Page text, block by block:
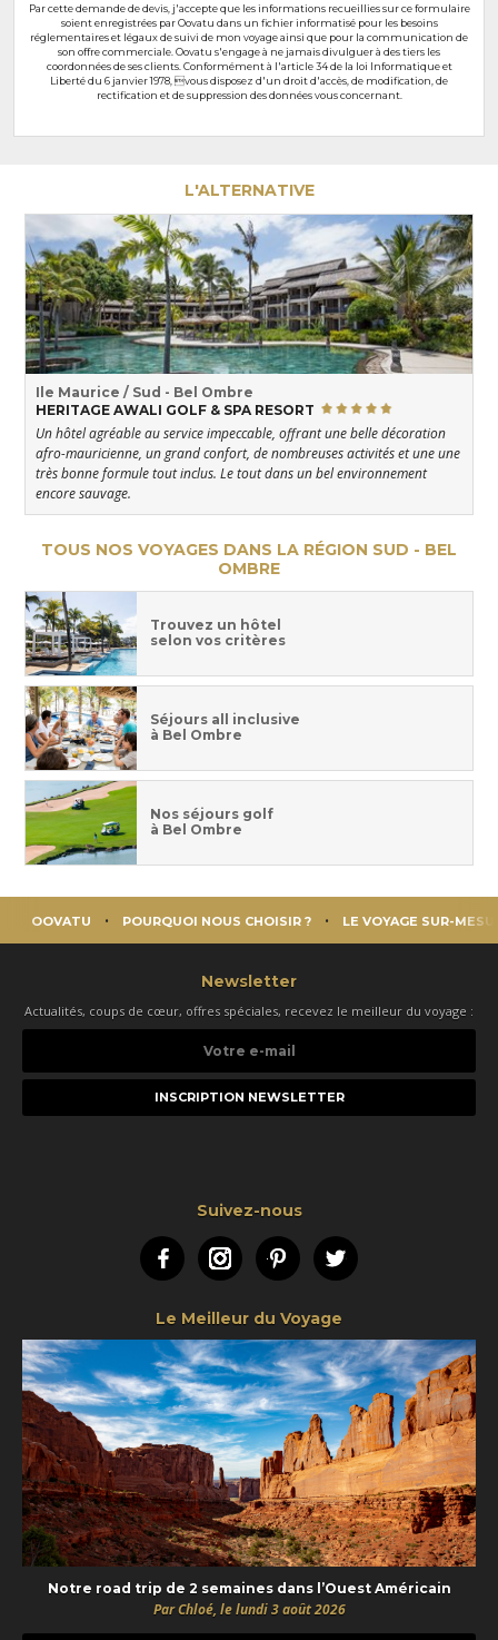
Par cette demande de devis, j'accepte que les informations recueillies sur ce formulaire
soient enregistrées par Oovatu dans un fichier informatisé pour les besoins
réglementaires et légaux de suivi de mon voyage ainsi que pour la communication de
son offre commerciale. Oovatu s'engage à ne jamais divulguer à des tiers les
coordonnées de ses clients. Conformément à l'article 34 de la loi Informatique et
Liberté du 6 janvier 1978, vous disposez d'un droit d'accès, de modification, de
rectification et de suppression des données vous concernant.
L'ALTERNATIVE
Ile Maurice / Sud - Bel Ombre
HERITAGE AWALI GOLF & SPA RESORT
Un hôtel agréable au service impeccable, offrant une belle décoration
afro-mauricienne, un grand confort, de nombreuses activités et une une
très bonne formule tout inclus. Le tout dans un bel environnement
encore sauvage.
TOUS NOS VOYAGES DANS LA RÉGION SUD - BEL
OMBRE
Trouvez un hôtel
selon vos critères
Séjours all inclusive
à Bel Ombre
Nos séjours golf
à Bel Ombre
OOVATU POURQUOI NOUS CHOISIR ? LE VOYAGE SUR-
Newsletter
Actualités, coups de cœur, offres spéciales, recevez le meilleur du voyage :
e-
Suivez-nous
FacebookInstagramPinterestTwitter
Le Meilleur du Voyage
Notre road trip de 2 semaines dans l’Ouest Américain
Par Chloé, le lundi 3 août 2026